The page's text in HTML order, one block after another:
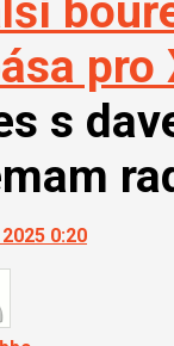
pro
s
0:20